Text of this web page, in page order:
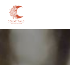
Aller
contenu